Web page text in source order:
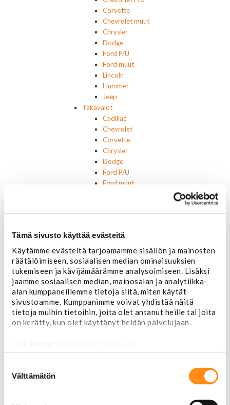
Tämä sivusto käyttää evästeitä
Käytämme evästeitä tarjoamamme sisällön ja mainosten
räätälöimiseen, sosiaalisen median ominaisuuksien
tukemiseen ja kävijämäärämme analysoimiseen. Lisäksi
jaamme sosiaalisen median, mainosalan ja analytiikka-
alan kumppaneillemme tietoja siitä, miten käytät
sivustoamme. Kumppanimme voivat yhdistää näitä
tietoja muihin tietoihin, joita olet antanut heille tai joita
on kerätty, kun olet käyttänyt heidän palvelujaan.
Lisätietoja: jarimaki.fi/tietosuoja
valinta
Välttämätön
Corvette
Chevrolet muut
Chrysler
Dodge
Ford P/U
Ford muut
Lincoln
Hummer
Jeep
Takavalot
Cadillac
Chevrolet
Corvette
Chrysler
Dodge
Ford P/U
Ford muut
Lincoln
Parkit / Vilkut
Sumu- ja peruutusvalot
Sivuvalot ja markerit
Polttimot
Sähköosat
Akut
Lasinnostin- ja keskuslukon moottorit
Laturit ja laturin osat
Laturit
Lämmitys ja ilmastointi
Etuvastukset